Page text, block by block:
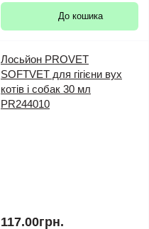
До кошика
Лосьйон PROVET
SOFTVET для гігієни вух
котів і собак 30 мл
PR244010
117.00грн.